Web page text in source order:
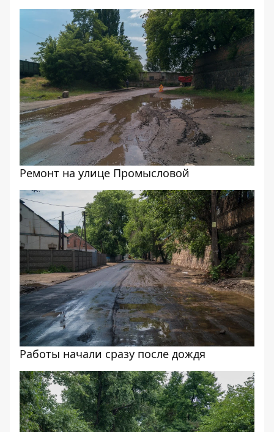
Ремонт на улице Промысловой
Работы начали сразу после дождя